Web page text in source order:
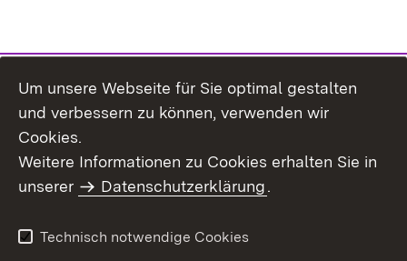
Benutzungshinweise
Erklärung zur
Um unsere Webseite für Sie optimal gestalten
und verbessern zu können, verwenden wir
Cookies.
Weitere Informationen zu Cookies erhalten Sie in
unserer
Datenschutzerklärung.
Technisch notwendige Cookies